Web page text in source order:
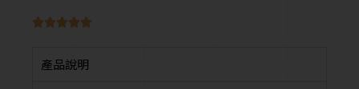

產品說明